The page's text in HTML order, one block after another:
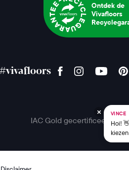
Ontdek de
Vivafloors
#vivafloors
IAC Gold gecertificeerd
VINCE
Hoi!